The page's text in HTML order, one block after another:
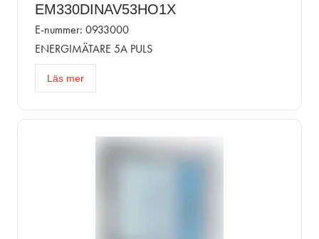
EM330DINAV53HO1X
E-nummer: 0933000
ENERGIMÄTARE 5A PULS
Läs mer